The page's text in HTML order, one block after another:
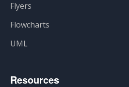
Flyers
Flowcharts
UML
Resources